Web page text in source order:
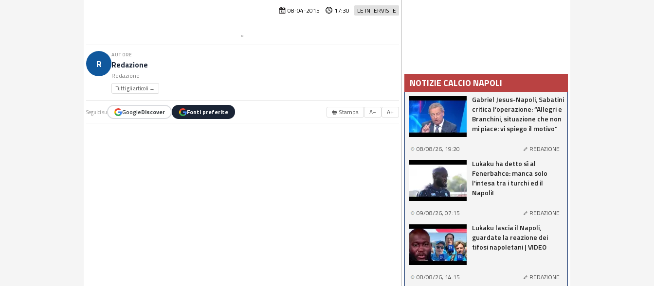
LE INTERVISTE
08-04-2015 17:30
R
AUTORE
Redazione
Redazione
Tutti gli articoli →
Seguici su GoogleDiscover Fonti preferite 🖶 Stampa A− A+
NOTIZIE CALCIO NAPOLI
Gabriel Jesus-Napoli, Sabatini
critica l’operazione: “Allegri e
Branchini, situazione che non
mi piace: vi spiego il motivo”
08/08/26, 19:20 REDAZIONE
Lukaku ha detto sì al
Fenerbahce: manca solo
l'intesa tra i turchi ed il
Napoli!
09/08/26, 07:15 REDAZIONE
Lukaku lascia il Napoli,
guardate la reazione dei
tifosi napoletani | VIDEO
08/08/26, 14:15 REDAZIONE